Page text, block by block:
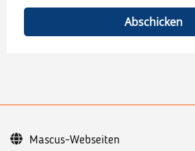
Abschicken
Mascus-Webseiten